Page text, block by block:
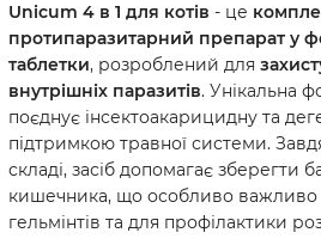
Unicum 4 в 1 для котів - це
протипаразитарний препарат у
таблетки, розроблений для
внутрішніх паразитів. Унікальна
поєднує інсектоакарицидну та
підтримкою травної системи.
складі, засіб допомагає зберегти
кишечника, що особливо важливо
гельмінтів та для профілактики